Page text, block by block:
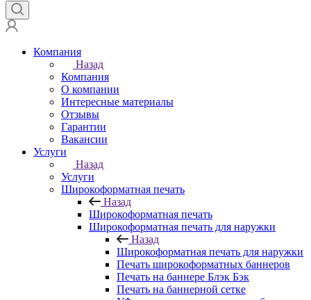
Компания
Назад
Компания
О компании
Интересные материалы
Отзывы
Гарантии
Вакансии
Услуги
Назад
Услуги
Широкоформатная печать
Назад
Широкоформатная печать
Широкоформатная печать для наружки
Назад
Широкоформатная печать для наружки
Печать широкоформатных баннеров
Печать на баннере Блэк Бэк
Печать на баннерной сетке